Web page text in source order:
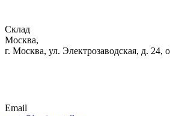
Склад
Москва,
г. Москва, ул. Электрозаводская, д. 24,
Email